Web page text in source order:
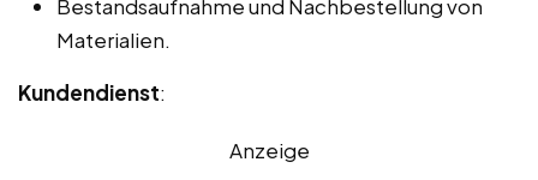
Bestandsaufnahme und Nachbestellung von
Materialien.
Kundendienst:
Anzeige